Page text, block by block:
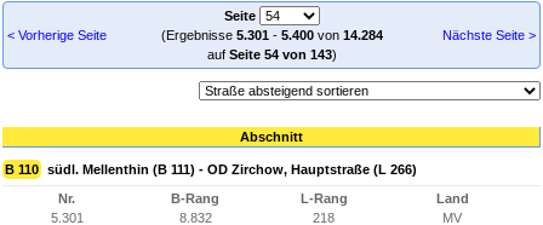
< Vorherige Seite
Seite
(Ergebnisse 5.301- 5.400von 14.284
auf Seite 54 von 143)
Nächste Seite >
Abschnitt
B 110 südl. Mellenthin (B 111) - OD Zirchow, Hauptstraße (L 266)
Nr.
5.301
B-Rang
8.832
L-Rang
218
Land
MV